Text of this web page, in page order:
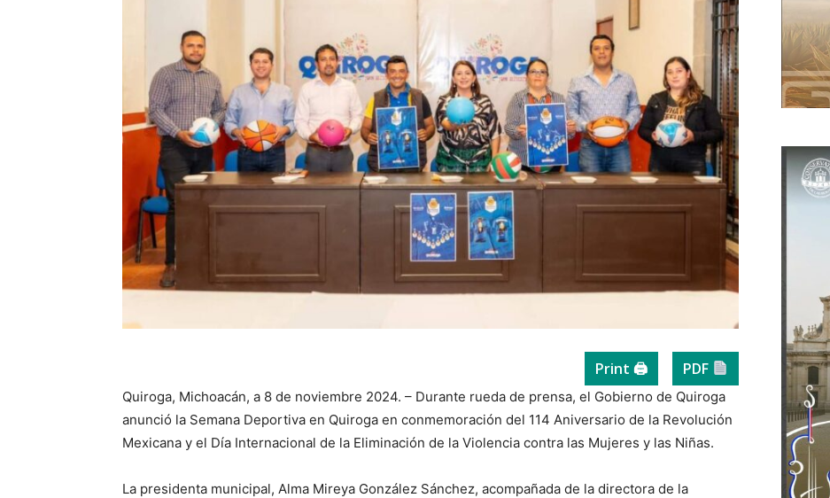
Print 🖨 PDF
Quiroga, Michoacán, a 8 de noviembre 2024. – Durante rueda de prensa, el Gobierno de Quiroga
anunció la Semana Deportiva en Quiroga en conmemoración del 114 Aniversario de la Revolución
Mexicana y el Día Internacional de la Eliminación de la Violencia contra las Mujeres y las Niñas.
La presidenta municipal, Alma Mireya González Sánchez, acompañada de la directora de la